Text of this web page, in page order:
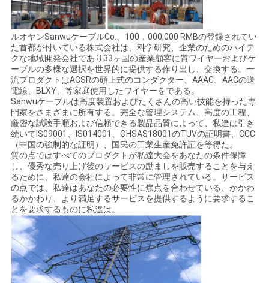
ルオヤンSanwuケーブルCo.、100，000,000 RMBの登録されてい
た首都が付いている株式会社は、科学研究、企業のためのハイテ
クな地域開発会社であり33ヶ国の産業顧客に質ワイヤーおよびケ
ーブルの多様な選択を世界的に提供する作り出し、交換する。一
流プロダクトはACSRの頭上式のコンダクター、AAAC、AACの送
電線、BLXY、等家庭使用したワイヤーをである。
Sanwuケーブルは高度装置およびたくさんの高い技能を持った専
門家をさまざまに所有する。完全な管理システム、高度の工程、
厳密な試験手順および信頼できる製品品質によって、私達は引き
続いてIS09001、IS014001、OHSAS18001のTUVの証明書、CCC
（中国の強制的な証明）、国民の工業生産免許証を等得た。
質の点ではすべてのプロダクトが私達大会をあなたの条件保障
し、優秀な売り上げ後のサービスの励ましを販売することを与え
るために、私達の会社によって非常に管理されている。サービス
の点では、私達はあなたの必要性に焦点を合わせている、かかわ
るかかわり、より満足するサービスを提供するように要求するこ
とを要求するものに私達は。